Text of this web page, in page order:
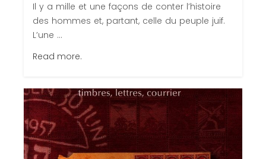
Il y a mille et une façons de conter l’histoire
des hommes et, partant, celle du peuple juif.
L’une ...
Read more.